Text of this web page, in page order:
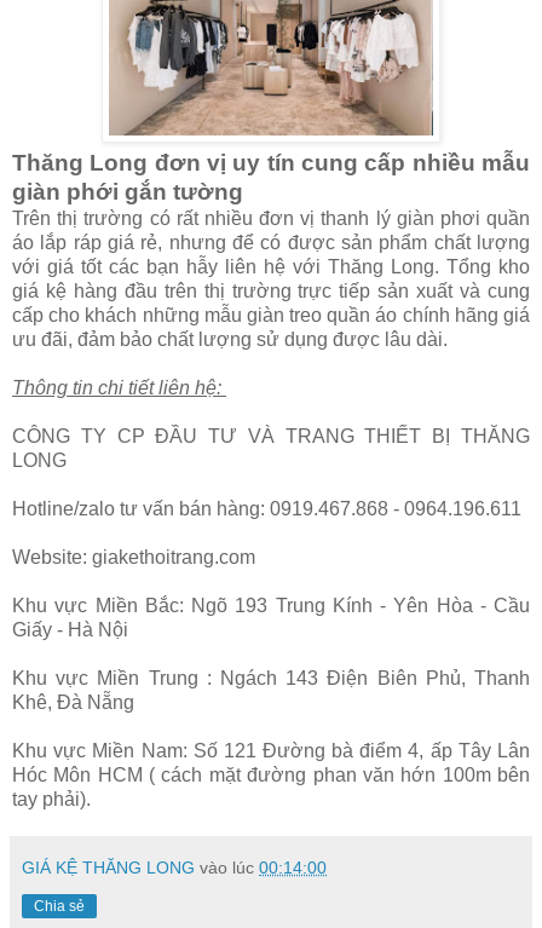
Thăng Long đơn vị uy tín cung cấp nhiều mẫu
giàn phới gắn tường
Trên thị trường có rất nhiều đơn vị thanh lý giàn phơi quần
áo lắp ráp giá rẻ, nhưng để có được sản phẩm chất lượng
với giá tốt các bạn hẫy liên hệ với Thăng Long. Tổng kho
giá kệ hàng đầu trên thị trường trực tiếp sản xuất và cung
cấp cho khách những mẫu giàn treo quần áo chính hãng giá
ưu đãi, đảm bảo chất lượng sử dụng được lâu dài.
Thông tin chi tiết liên hệ:
CÔNG TY CP ĐẦU TƯ VÀ TRANG THIẾT BỊ THĂNG
LONG
Hotline/zalo tư vấn bán hàng: 0919.467.868 - 0964.196.611
Website: giakethoitrang.com
Khu vực Miền Bắc: Ngõ 193 Trung Kính - Yên Hòa - Cầu
Giấy - Hà Nội
Khu vực Miền Trung : Ngách 143 Điện Biên Phủ, Thanh
Khê, Đà Nẵng
Khu vực Miền Nam: Số 121 Đường bà điểm 4, ấp Tây Lân
Hóc Môn HCM ( cách mặt đường phan văn hớn 100m bên
tay phải).
GIÁ KỆ THĂNG LONG vào lúc 00:14:00
Chia sẻ